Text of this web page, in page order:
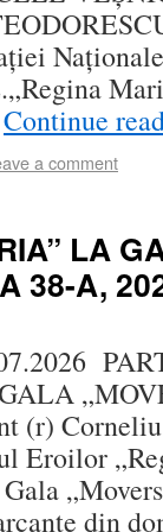
Continue
a comment
LA
38-A,
(r)
Eroilor
din